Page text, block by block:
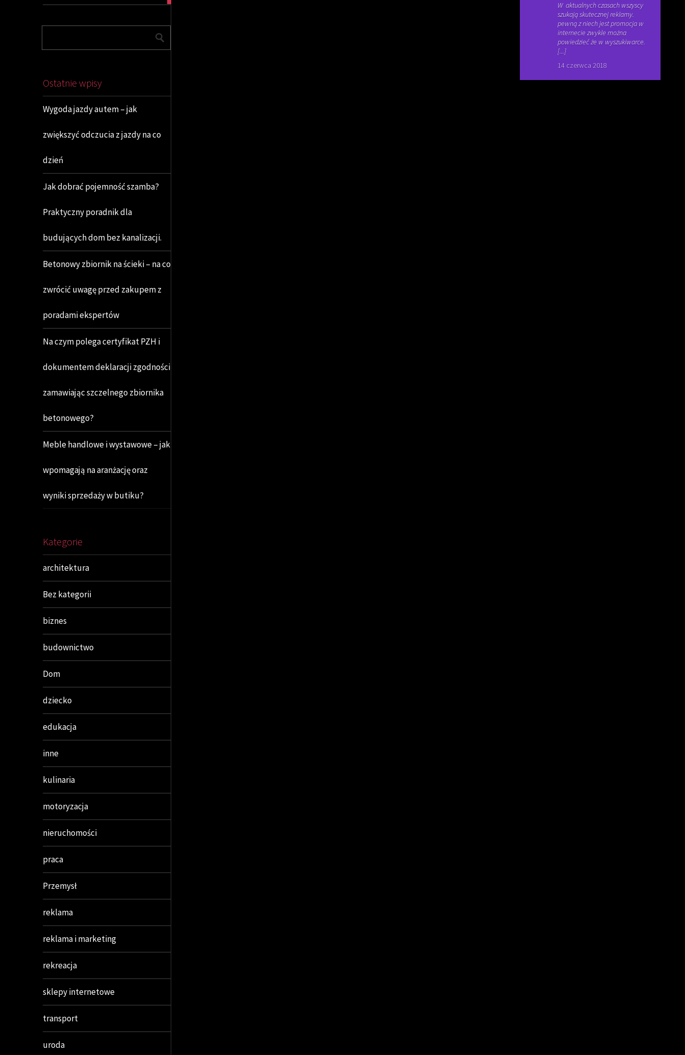
Ostatnie wpisy
Wygoda jazdy autem – jak
zwiększyć odczucia z jazdy na co
dzień
Jak dobrać pojemność szamba?
Praktyczny poradnik dla
budujących dom bez kanalizacji.
Betonowy zbiornik na ścieki – na co
zwrócić uwagę przed zakupem z
poradami ekspertów
Na czym polega certyfikat PZH i
dokumentem deklaracji zgodności
zamawiając szczelnego zbiornika
betonowego?
Meble handlowe i wystawowe – jak
wpomagają na aranżację oraz
wyniki sprzedaży w butiku?
Kategorie
architektura
Bez kategorii
biznes
budownictwo
Dom
dziecko
edukacja
inne
kulinaria
motoryzacja
nieruchomości
praca
Przemysł
reklama
reklama i marketing
rekreacja
sklepy internetowe
transport
uroda
W aktualnych czasach wszyscy
szukają skutecznej reklamy.
pewną z niech jest promocja w
internecie zwykle można
powiedzieć że w wyszukiwarce.
[...]
14 czerwca 2018